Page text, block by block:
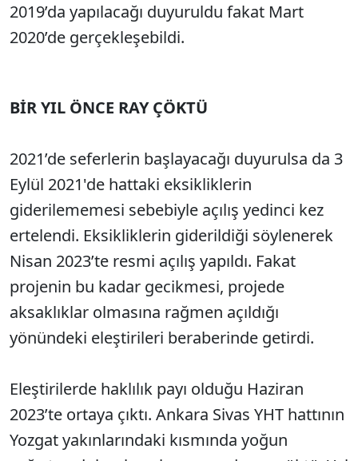
2019’da yapılacağı duyuruldu fakat Mart
2020’de gerçekleşebildi.
BİR YIL ÖNCE RAY ÇÖKTÜ
2021’de seferlerin başlayacağı duyurulsa da 3
Eylül 2021'de hattaki eksikliklerin
giderilememesi sebebiyle açılış yedinci kez
ertelendi. Eksikliklerin giderildiği söylenerek
Nisan 2023’te resmi açılış yapıldı. Fakat
projenin bu kadar gecikmesi, projede
aksaklıklar olmasına rağmen açıldığı
yönündeki eleştirileri beraberinde getirdi.
Eleştirilerde haklılık payı olduğu Haziran
2023’te ortaya çıktı. Ankara Sivas YHT hattının
Yozgat yakınlarındaki kısmında yoğun